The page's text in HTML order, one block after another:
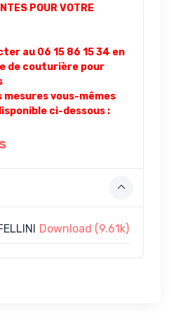
POUR VOTRE
au 06 15 86 15 34 en
de couturière pour
mesures vous-mêmes
ci-dessous :
Download (9.61k)